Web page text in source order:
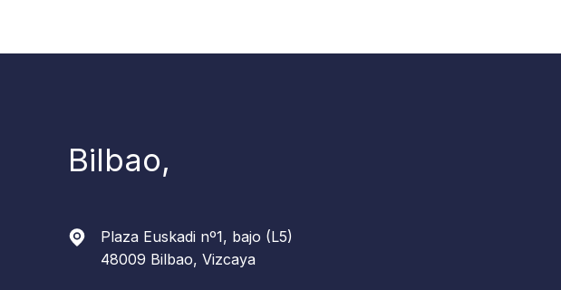
Bilbao,
Plaza Euskadi nº1, bajo (L5)
48009 Bilbao, Vizcaya